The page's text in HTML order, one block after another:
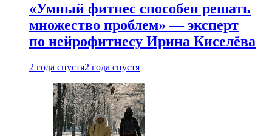
«Умный фитнес способен решать
множество проблем» — эксперт
по нейрофитнесу Ирина Киселёва
2 года спустя2 года спустя